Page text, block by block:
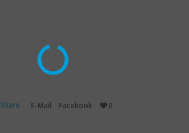
Share E-Mail Facebook 0